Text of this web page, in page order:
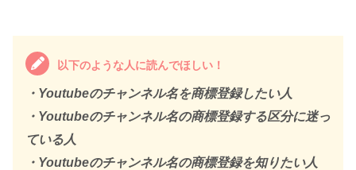
以下のような人に読んでほしい！
・Youtubeのチャンネル名を商標登録したい人
・Youtubeのチャンネル名の商標登録する区分に迷っ
ている人
・Youtubeのチャンネル名の商標登録を知りたい人